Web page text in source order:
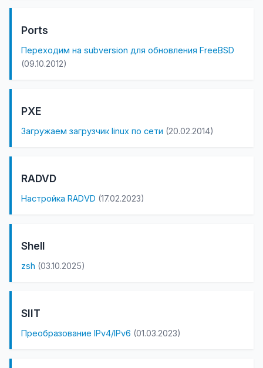
Ports
Переходим на subversion для обновления FreeBSD
(09.10.2012)
PXE
Загружаем загрузчик linux по сети (20.02.2014)
RADVD
Настройка RADVD (17.02.2023)
Shell
zsh (03.10.2025)
SIIT
Преобразование IPv4/IPv6 (01.03.2023)